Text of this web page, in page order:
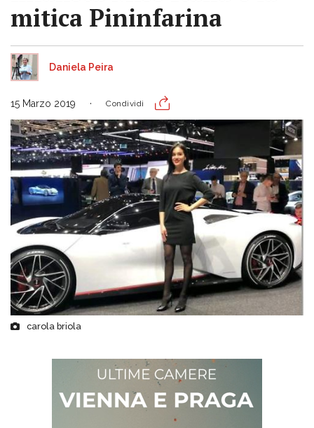
mitica Pininfarina
Daniela Peira
15 Marzo 2019 Condividi
carola briola